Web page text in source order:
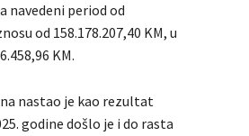
navedeni period od
od 158.178.207,40 KM, u
KM.
nastao je kao rezultat
godine došlo je i do rasta